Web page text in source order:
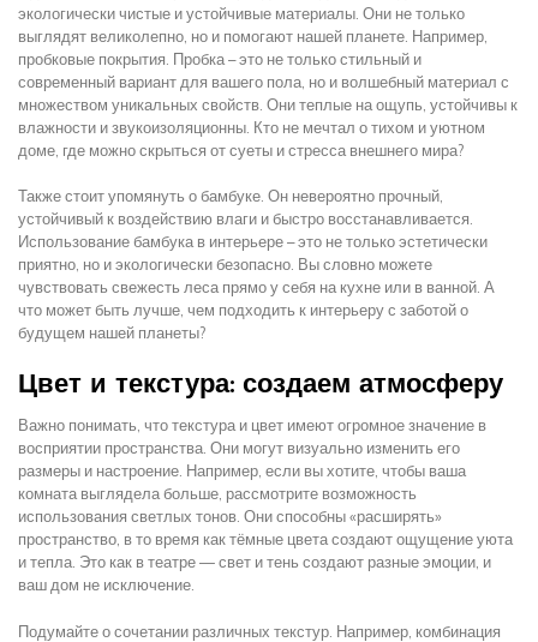
экологически чистые и устойчивые материалы. Они не только
выглядят великолепно, но и помогают нашей планете. Например,
пробковые покрытия. Пробка – это не только стильный и
современный вариант для вашего пола, но и волшебный материал с
множеством уникальных свойств. Они теплые на ощупь, устойчивы к
влажности и звукоизоляционны. Кто не мечтал о тихом и уютном
доме, где можно скрыться от суеты и стресса внешнего мира?
Также стоит упомянуть о бамбуке. Он невероятно прочный,
устойчивый к воздействию влаги и быстро восстанавливается.
Использование бамбука в интерьере – это не только эстетически
приятно, но и экологически безопасно. Вы словно можете
чувствовать свежесть леса прямо у себя на кухне или в ванной. А
что может быть лучше, чем подходить к интерьеру с заботой о
будущем нашей планеты?
Цвет и текстура: создаем атмосферу
Важно понимать, что текстура и цвет имеют огромное значение в
восприятии пространства. Они могут визуально изменить его
размеры и настроение. Например, если вы хотите, чтобы ваша
комната выглядела больше, рассмотрите возможность
использования светлых тонов. Они способны «расширять»
пространство, в то время как тёмные цвета создают ощущение уюта
и тепла. Это как в театре — свет и тень создают разные эмоции, и
ваш дом не исключение.
Подумайте о сочетании различных текстур. Например, комбинация